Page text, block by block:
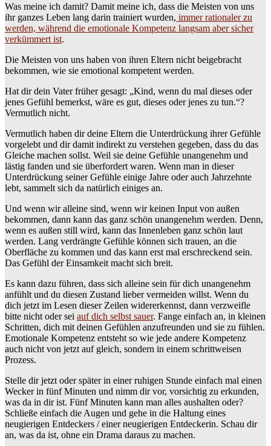
Was meine ich damit? Damit meine ich, dass die Meisten von uns
ihr ganzes Leben lang darin trainiert wurden, immer rationaler zu
werden, während die emotionale Kompetenz langsam aber sicher
verkümmert ist.
Die Meisten von uns haben von ihren Eltern nicht beigebracht
bekommen, wie sie emotional kompetent werden.
Hat dir dein Vater früher gesagt: „Kind, wenn du mal dieses oder
jenes Gefühl bemerkst, wäre es gut, dieses oder jenes zu tun.“?
Vermutlich nicht.
Vermutlich haben dir deine Eltern die Unterdrückung ihrer Gefühle
vorgelebt und dir damit indirekt zu verstehen gegeben, dass du das
Gleiche machen sollst. Weil sie deine Gefühle unangenehm und
lästig fanden und sie überfordert waren. Wenn man in dieser
Unterdrückung seiner Gefühle einige Jahre oder auch Jahrzehnte
lebt, sammelt sich da natürlich einiges an.
Und wenn wir alleine sind, wenn wir keinen Input von außen
bekommen, dann kann das ganz schön unangenehm werden. Denn,
wenn es außen still wird, kann das Innenleben ganz schön laut
werden. Lang verdrängte Gefühle können sich trauen, an die
Oberfläche zu kommen und das kann erst mal erschreckend sein.
Das Gefühl der Einsamkeit macht sich breit.
Es kann dazu führen, dass sich alleine sein für dich unangenehm
anfühlt und du diesen Zustand lieber vermeiden willst. Wenn du
dich jetzt im Lesen dieser Zeilen widererkennst, dann verzweifle
bitte nicht oder sei auf dich selbst sauer. Fange einfach an, in kleinen
Schritten, dich mit deinen Gefühlen anzufreunden und sie zu fühlen.
Emotionale Kompetenz entsteht so wie jede andere Kompetenz
auch nicht von jetzt auf gleich, sondern in einem schrittweisen
Prozess.
Stelle dir jetzt oder später in einer ruhigen Stunde einfach mal einen
Wecker in fünf Minuten und nimm dir vor, vorsichtig zu erkunden,
was da in dir ist. Fünf Minuten kann man alles aushalten oder?
Schließe einfach die Augen und gehe in die Haltung eines
neugierigen Entdeckers / einer neugierigen Entdeckerin. Schau dir
an, was da ist, ohne ein Drama daraus zu machen.